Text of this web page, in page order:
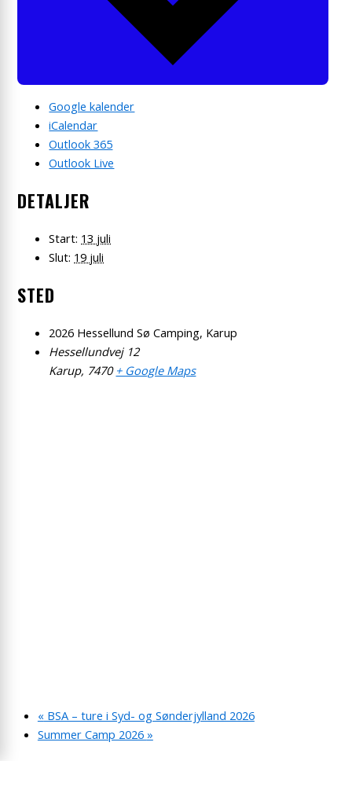
Google kalender
iCalendar
Outlook 365
Outlook Live
DETALJER
Start: 13 juli
Slut: 19 juli
STED
2026 Hessellund Sø Camping, Karup
Hessellundvej 12
Karup, 7470 + Google Maps
« BSA – ture i Syd- og Sønderjylland 2026
Summer Camp 2026 »